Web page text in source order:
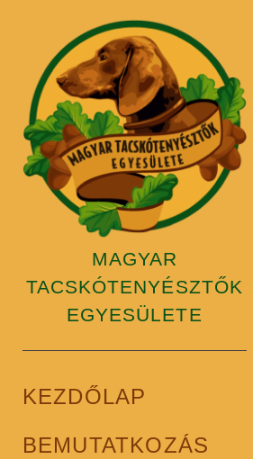
Magyar
Tacskótenyésztők
Egyesülete
MAGYAR
TACSKÓTENYÉSZTŐK
EGYESÜLETE
KEZDŐLAP
BEMUTATKOZÁS